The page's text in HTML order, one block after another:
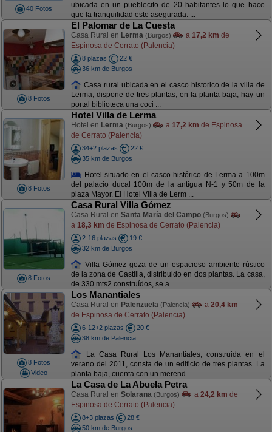
40 Fotos
ubicada en un pueblecito de 20 habitantes lo que hace
que la tranquilidad este asegurada. ...
8 Fotos
El Palomar de La Cuesta
Casa Rural en Lerma (Burgos) a 17,2 km de
Espinosa de Cerrato (Palencia)
8 plazas
22 €
36 km de Burgos
Casa rural ubicada en el casco historico de la villa de
Lerma, dispone de tres plantas, en la planta baja, hay un
portal biblioteca una coci ...
8 Fotos
Hotel Villa de Lerma
Hotel en Lerma (Burgos) a 17,2 km de Espinosa
de Cerrato (Palencia)
34+2 plazas
22 €
35 km de Burgos
Hotel situado en el casco histórico de Lerma a 100m
del palacio ducal 100m de la antigua N-1 y 50m de la
plaza Mayor. El Hotel Villa de Lerm ...
8 Fotos
Casa Rural Villa Gómez
Casa Rural en Santa María del Campo (Burgos)
a 18,3 km de Espinosa de Cerrato (Palencia)
2-16 plazas
19 €
32 km de Burgos
Villa Gómez goza de un espacioso ambiente rústico
de la zona de Castilla, distribuido en dos plantas. La casa,
de 330 mts2 construídos, se a ...
8 Fotos
Video
Los Manantiales
Casa Rural en Palenzuela (Palencia) a 20,4 km
de Espinosa de Cerrato (Palencia)
6-12+2 plazas
20 €
38 km de Palencia
La Casa Rural Los Manantiales, construida en el
verano del 2011, consta de un edificio de tres plantas. La
planta baja, cuenta con un merend ...
La Casa de La Abuela Petra
Casa Rural en Solarana (Burgos) a 24,2 km de
Espinosa de Cerrato (Palencia)
8+3 plazas
28 €
50 km de Burgos